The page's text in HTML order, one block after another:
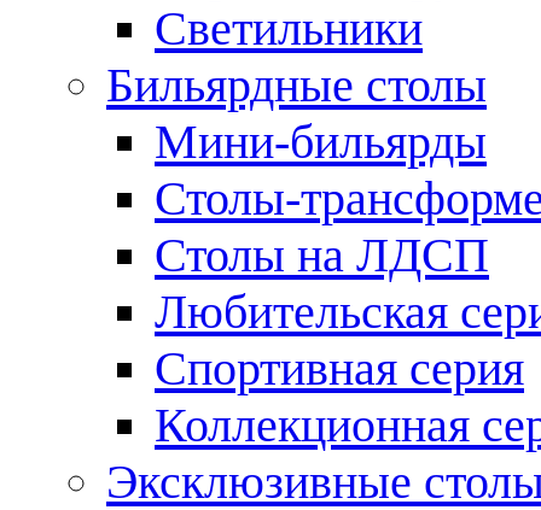
Светильники
Бильярдные столы
Мини-бильярды
Столы-
Столы на ЛДСП
Любительская
Спортивная серия
Коллекционная
Эксклюзивные